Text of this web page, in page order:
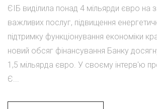
ЄІБ виділила понад 4 мільярди євро на
важливих послуг, підвищення
підтримку функціонування економіки
новий обсяг фінансування Банку
1,5 мільярда євро. У своєму інтерв'ю
Є...